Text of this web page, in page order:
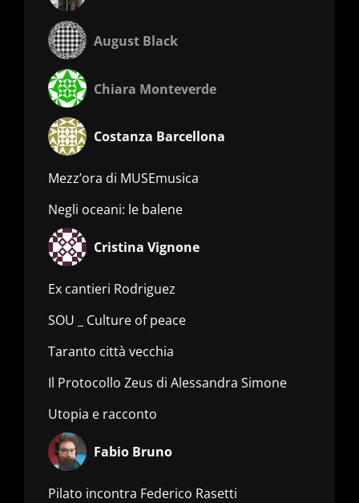
August Black
Chiara Monteverde
Costanza Barcellona
Mezz’ora di MUSEmusica
Negli oceani: le balene
Cristina Vignone
Ex cantieri Rodriguez
SOU _ Culture of peace
Taranto città vecchia
Il Protocollo Zeus di Alessandra Simone
Utopia e racconto
Fabio Bruno
Pilato incontra Federico Rasetti